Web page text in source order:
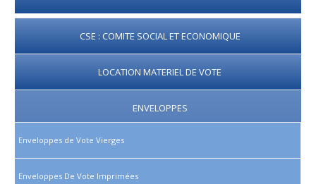
CSE : COMITE SOCIAL ET ECONOMIQUE
LOCATION MATERIEL DE VOTE
ENVELOPPES
Enveloppes de Vote Vierges
Enveloppes De Vote Imprimées